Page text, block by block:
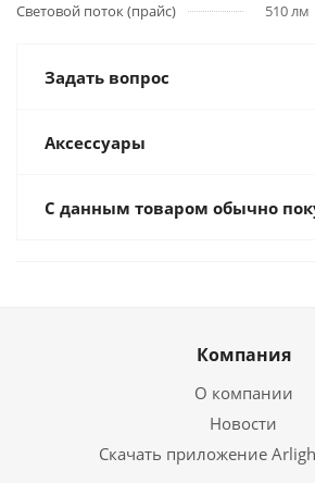
Световой поток (прайс)
510 лм
Задать вопрос
Аксессуары
С данным товаром обычно
Компания
О компании
Новости
Скачать приложение